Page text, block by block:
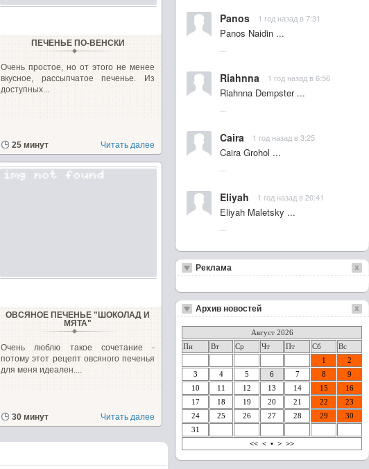
ПЕЧЕНЬЕ ПО-ВЕНСКИ
Очень простое, но от этого не менее
вкусное, рассыпчатое печенье. Из
доступных...
25 минут Читать далее
ОВСЯНОЕ ПЕЧЕНЬЕ "ШОКОЛАД И
МЯТА"
Очень люблю такое сочетание -
потому этот рецепт овсяного печенья
для меня идеален....
30 минут Читать далее
Panos 1 год назад в 7:31
Panos Naidin ...
Riahnna 1 год назад в 6:56
Riahnna Dempster ...
Caira 1 год назад в 3:25
Caira Grohol ...
Eliyah 1 год назад в 20:41
Eliyah Maletsky ...
Реклама
Архив новостей
Август 2026
Пн
Вт Ср Чт Пт Сб
Вс
1
2
3
4 5 6 7 8
9
10
11 12 13 14 15
16
17
18 19 20 21 22
23
24
25 26 27 28 29
30
31
<< < • > >>